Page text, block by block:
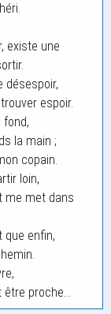
existe une
désespoir,
espoir.
fond,
la main ;
copain.
loin,
me met dans
que enfin,
être proche…